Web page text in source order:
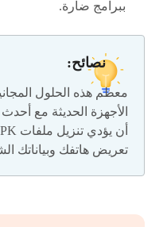
ببرامج ضارة.
نصائح:
معظم هذه الحلول
الأجهزة الحديثة مع
تعريض هاتفك وبياناتك